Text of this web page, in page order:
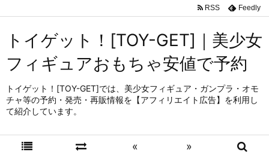
トイゲット！[TOY-GET]｜美少女
フィギュアおもちゃ安値で予約
トイゲット！[TOY-GET]では、美少女フィギュア・ガンプラ・オモ
チャ等の予約・発売・再販情報を【アフィリエイト広告】を利用し
て紹介しています。
« »
RSS Feedly